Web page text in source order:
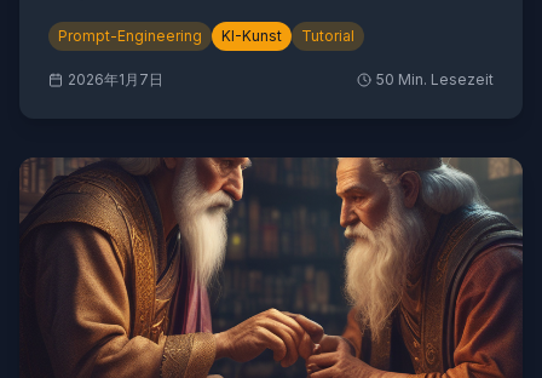
Prompt-Engineering KI-Kunst Tutorial
2026年1月7日 50 Min. Lesezeit